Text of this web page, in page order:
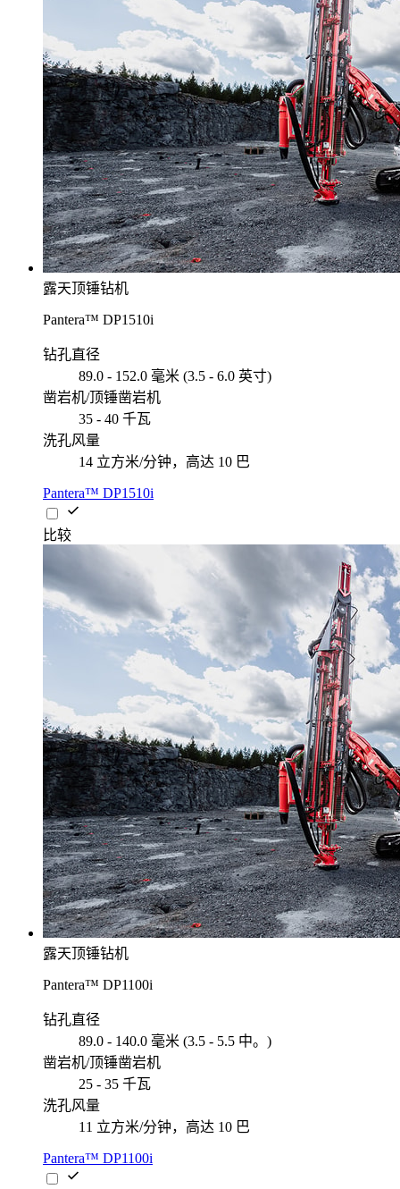
露天顶锤钻机
Pantera™ DP1510i
钻孔直径
89.0 - 152.0 毫米 (3.5 - 6.0 英寸)
凿岩机/顶锤凿岩机
35 - 40 千瓦
洗孔风量
14 立方米/分钟，高达 10 巴
Pantera™ DP1510i
比较
露天顶锤钻机
Pantera™ DP1100i
钻孔直径
89.0 - 140.0 毫米 (3.5 - 5.5 中。)
凿岩机/顶锤凿岩机
25 - 35 千瓦
洗孔风量
11 立方米/分钟，高达 10 巴
Pantera™ DP1100i